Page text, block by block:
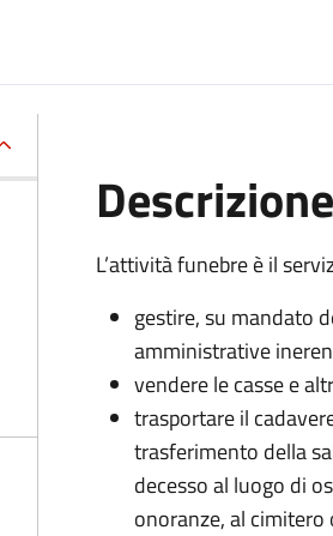
Descrizione
L’attività funebre è il
gestire, su mandato
amministrative
vendere le casse e
trasportare il
trasferimento della
decesso al luogo di
onoranze, al cimitero